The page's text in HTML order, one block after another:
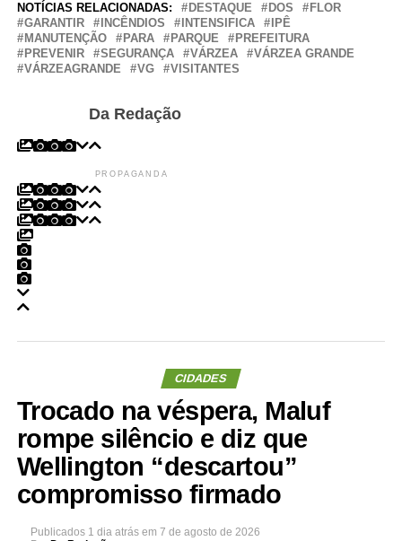
NOTÍCIAS RELACIONADAS: DESTAQUE DOS
FLOR
GARANTIR
INCÊNDIOS INTENSIFICA
IPÊ
MANUTENÇÃO
PARA PARQUE
PREFEITURA
PREVENIR
SEGURANÇA VÁRZEA
VÁRZEA GRANDE
VÁRZEAGRANDE
VG VISITANTES
Da Redação
PROPAGANDA
CIDADES
Trocado na véspera, Maluf
rompe silêncio e diz que
Wellington “descartou”
compromisso firmado
Publicados 1 dia atrás em 7 de agosto de 2026